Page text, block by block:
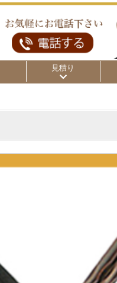
見積り